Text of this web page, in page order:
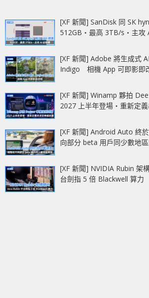
[XF 新聞] SanDisk 同 SK
512GB‧最高 3TB/s‧主攻
[XF 新聞] Adobe 將生成式
Indigo 相機 App 可即影即
[XF 新聞] Winamp 夥拍
2027 上半年登場‧重新定
[XF 新聞] Android Auto 終
向部分 beta 用戶同少數地
[XF 新聞] NVIDIA Rubin 架
台劍指 5 倍 Blackwell 算力